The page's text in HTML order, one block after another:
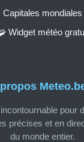
pour
précises et en
du monde entier.
Capitales mondiales
Widget météo